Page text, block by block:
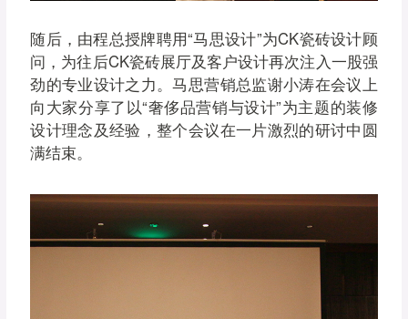
随后，由程总授牌聘用“马思设计”为CK瓷砖设计顾
问，为往后CK瓷砖展厅及客户设计再次注入一股强
劲的专业设计之力。马思营销总监谢小涛在会议上
向大家分享了以“奢侈品营销与设计”为主题的装修
设计理念及经验，整个会议在一片激烈的研讨中圆
满结束。